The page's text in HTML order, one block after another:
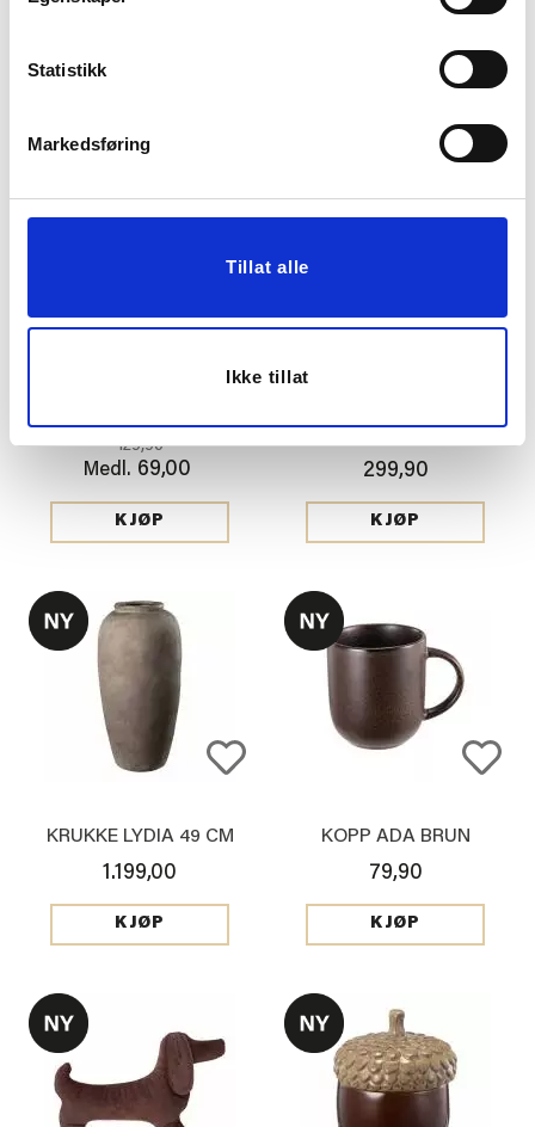
Statistikk
Markedsføring
Tillat alle
Ikke tillat
48X48CM MOCCHA
47%
129,90
Medl. 69,00
KJØP
299,90
KJØP
KRUKKE LYDIA 49 CM
1.199,00
KJØP
KOPP ADA BRUN
79,90
KJØP